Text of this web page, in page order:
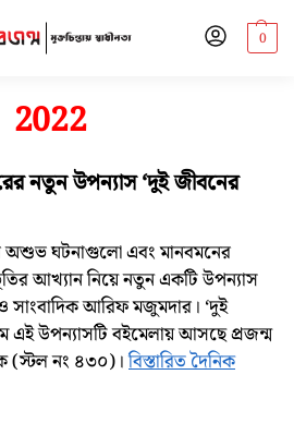
0
2022
নতুন উপন্যাস ‘দুই জীবনের
অশুভ ঘটনাগুলো এবং মানবমনের
আখ্যান নিয়ে নতুন একটি উপন্যাস
আরিফ মজুমদার। ‘দুই
এই উপন্যাসটি বইমেলায় আসছে প্রজন্ম
(স্টল নং ৪৩০)।বিস্তারিত দৈনিক